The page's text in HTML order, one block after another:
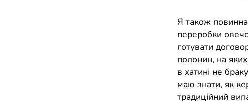
Я також
переробки
готувати
полонин, на
в хатині не
маю знати, як
традиційний